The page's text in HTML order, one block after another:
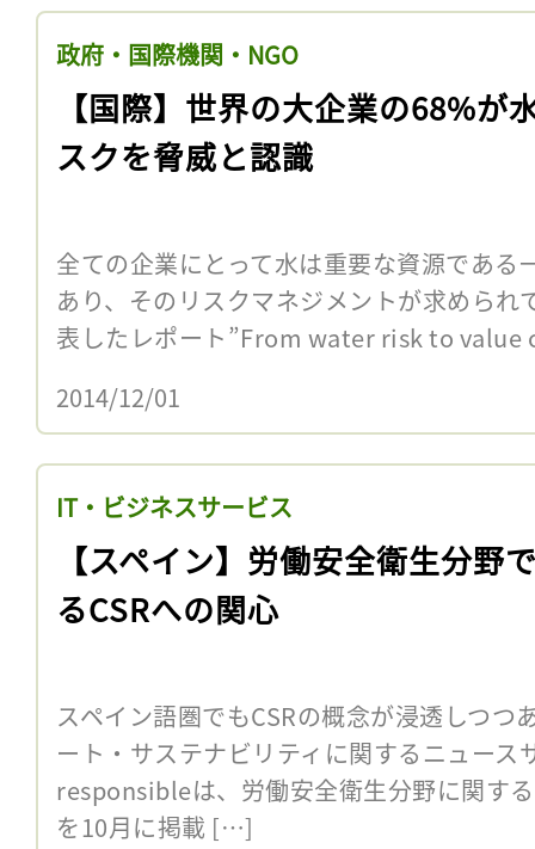
政府・国際機関・NGO
【国際】世界の大企業の68%が
スクを脅威と認識
全ての企業にとって水は重要な資源である
あり、そのリスクマネジメントが求められ
表したレポート”From water risk to
2014/12/01
IT・ビジネスサービス
【スペイン】労働安全衛生分野
るCSRへの関心
スペイン語圏でもCSRの概念が浸透しつつ
ート・サステナビリティに関するニュー
responsibleは、労働安全衛生分野に関す
を10月に掲載 […]